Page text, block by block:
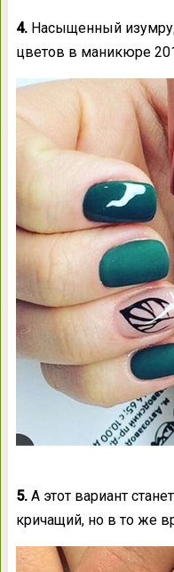
4. Насыщенный
цветов в маникюре
5.А этот вариант
кричащий, но в то же